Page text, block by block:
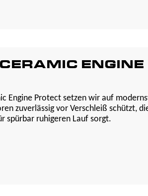
ENGINE
Engine Protect setzen wir auf
zuverlässig vor Verschleiß schützt,
spürbar ruhigeren Lauf sorgt.